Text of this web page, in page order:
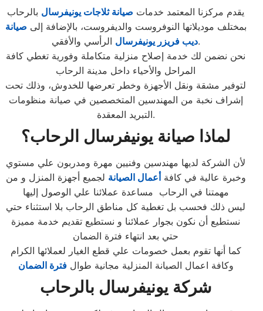
يقدم مركزنا المعتمد خدمات صيانة ثلاجات يونيفرسال بالرحاب
بمختلف موديلاتها النوفروست والديفروست، بالإضافة إلى صيانة
ديب فريزر يونيفرسالالرأسي والأفقي.
نحن نضمن لك خدمة إصلاح منزلية متكاملة وفورية تغطي كافة
المراحل والأحياء داخل مدينة الرحاب
لتوفير مشقة ونقل الأجهزة وخطر تعرضها للخدوش، وذلك تحت
إشراف نخبة من المهندسين المتخصصين في صيانة منظومات
التبريد المعقدة.
لماذا صيانة يونيفرسال الرحاب؟
لأن الشركة لديها مهندسين وفنيين مهرة ومدربون علي مستوي
وخبرة عالية في كافة أعمال الصيانة لجميع أجهزة المنزل و من
مهمتنا في الرحاب مساعدة عملائنا علي الوصول إليها
ليس ذلك فحسب بل تغطية كل مناطق الرحاب بلا استثناء حتي
نستطيع أن نكون بجوار عملائنا و نستطيع تقديم خدمة مميزة
حتي بعد انتهاء فترة الضمان
كما أنها تقوم بعمل خصومات علي قطع الغيار لعملائها الكرام
وكافة اعمال الصيانة المنزلية مجانية طوالفترة الضمان
شركة يونيفرسال بالرحاب